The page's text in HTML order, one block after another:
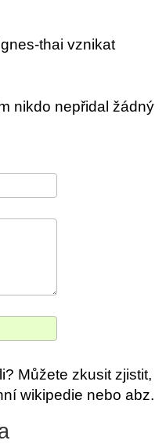
thai vznikat
nikdo nepřidal žádný
Můžete zkusit zjistit,
wikipedie nebo abz.